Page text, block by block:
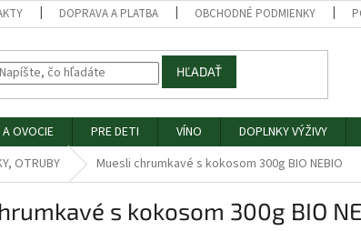
DOPRAVA A PLATBA OBCHODNÉ PODMIENKY
HĽADAŤ
A OVOCIE PRE DETI VÍNO DOPLNKY VÝŽIVY
OTRUBY Muesli chrumkavé s kokosom 300g BIO NEBIO
s kokosom 300g BIO